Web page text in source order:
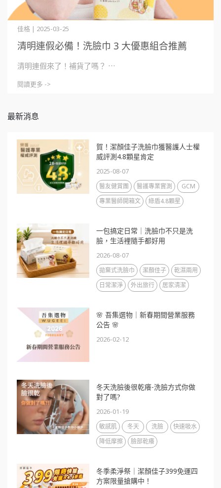
清明連假必備！洗臉巾 3 大優惠組合推薦
佳格 | 2025-03-25
清明連假來了！補貨了嗎？ ⋯
閱讀更多 ->
最新消息
賀！潔顏佳子洗臉巾獲醫護人士權
威評測4.8顆星肯定
2025-08-07
醫友健賞團 醫護專業實測
GCM
專業醫師開箱文
綠盾4.8顆星
一包搞定日常｜洗臉巾不只是洗
臉，生活裡隨手都好用
2026-08-07
拋棄式洗臉巾 潔顏佳子
乾濕兩用
日常潔淨
外出旅行 居家清潔
🌸 吾集選物｜新春期間營業服務
公告 🌸
2026-02-12
冬天洗臉後很乾癢-洗臉方式你做
對了嗎?
2026-01-19
敏感肌 冬天 洗臉
快速吸水
降低摩擦
臉部乾癢
冬季柔淨祭｜潔顏佳子399免運四
方案限量搶購中！